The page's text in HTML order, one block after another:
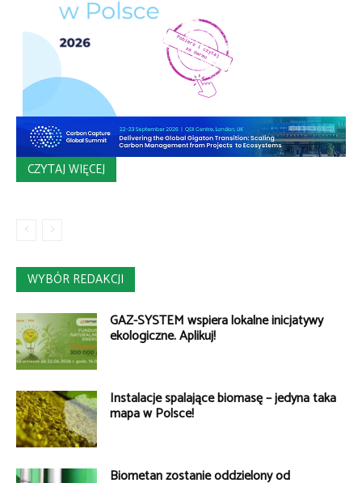
CZYTAJ WIĘCEJ
WYBÓR REDAKCJI
GAZ-SYSTEM wspiera lokalne inicjatywy
ekologiczne. Aplikuj!
Instalacje spalające biomasę – jedyna taka
mapa w Polsce!
Biometan zostanie oddzielony od